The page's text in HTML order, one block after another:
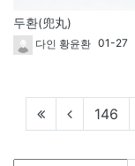
두환(兜丸)
다인 황윤환 01-27
146